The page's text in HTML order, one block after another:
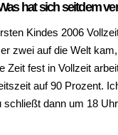
hat sich seitdem
Kindes 2006
zwei auf die Welt
fest in Vollzeit
auf 90 Prozent.
dann um 18